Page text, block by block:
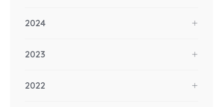
2024
2023
2022